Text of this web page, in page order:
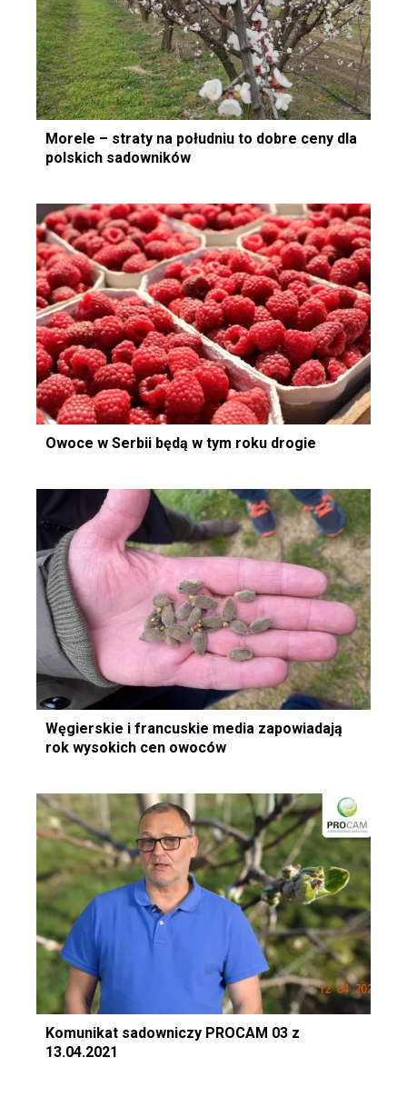
Morele – straty na południu to dobre ceny dla
polskich sadowników
Owoce w Serbii będą w tym roku drogie
Węgierskie i francuskie media zapowiadają
rok wysokich cen owoców
Komunikat sadowniczy PROCAM 03 z
13.04.2021